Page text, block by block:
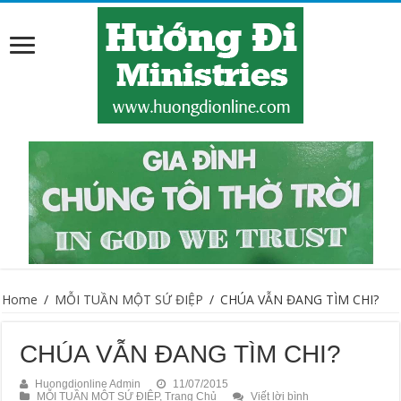
Home / MỖI TUẦN MỘT SỨ ĐIỆP / CHÚA VẪN ĐANG TÌM CHI?
CHÚA VẪN ĐANG TÌM CHI?
Huongdionline Admin
11/07/2015
MỖI TUẦN MỘT SỨ ĐIỆP,Trang Chủ Viết lời bình